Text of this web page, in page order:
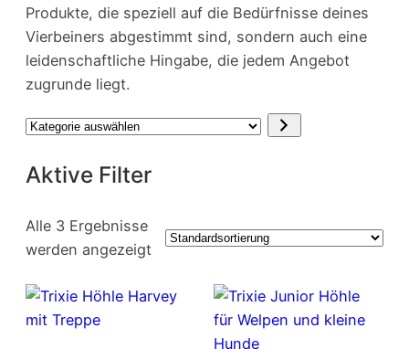
Produkte, die speziell auf die Bedürfnisse deines
Vierbeiners abgestimmt sind, sondern auch eine
leidenschaftliche Hingabe, die jedem Angebot
zugrunde liegt.
Kategorie
Aktive Filter
Alle 3 Ergebnisse
werden angezeigt